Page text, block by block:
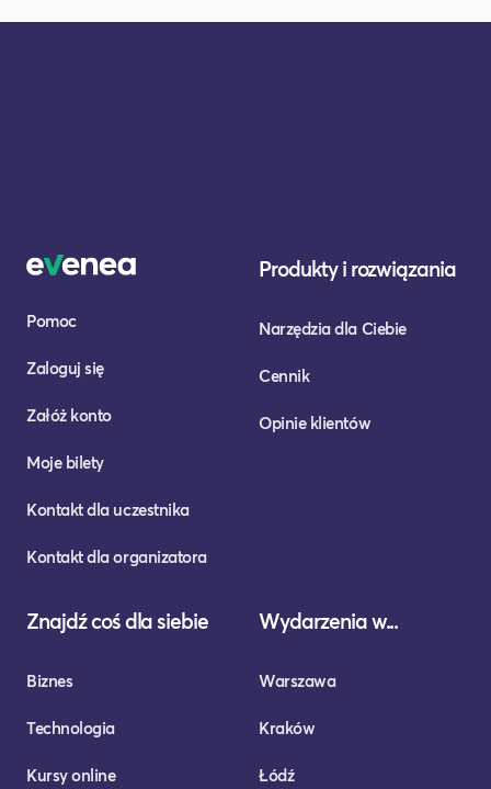
Pomoc
Zaloguj się
Załóż konto
Moje bilety
Kontakt dla uczestnika
Kontakt dla organizatora
Produkty i rozwiązania
Narzędzia dla Ciebie
Cennik
Opinie klientów
Znajdź coś dla siebie
Biznes
Technologia
Kursy online
Wydarzenia w...
Warszawa
Kraków
Łódź